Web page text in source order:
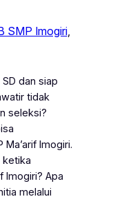
SMP Imogiri
dan siap
tidak
seleksi?
Imogiri.
ketika
Imogiri? Apa
melalui